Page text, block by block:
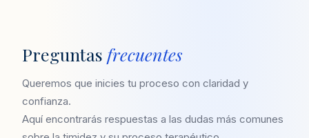
Preguntas frecuentes
Queremos que inicies tu proceso con claridad y
confianza.
Aquí encontrarás respuestas a las dudas más comunes